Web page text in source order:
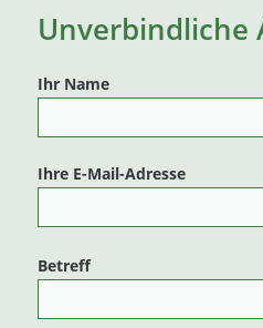
Unverbindliche
Ihr Name
Ihre E-Mail-Adresse
Betreff